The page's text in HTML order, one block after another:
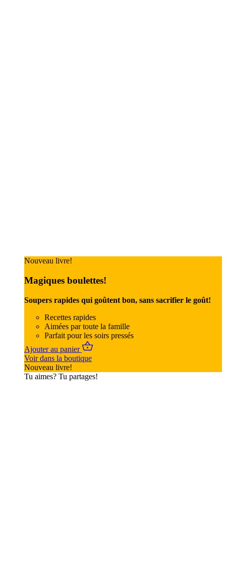
Nouveau livre!
Magiques boulettes!
Soupers rapides qui goûtent bon, sans sacrifier le goût!
Recettes rapides
Aimées par toute la famille
Parfait pour les soirs pressés
Ajouter au panier
Voir dans la boutique
Nouveau livre!
Tu aimes? Tu partages!